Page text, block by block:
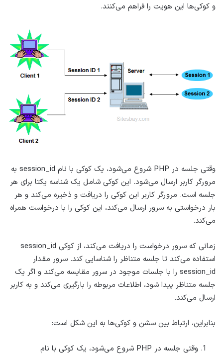
و کوکی‌ها این هویت را فراهم می‌کنند.
وقتی جلسه در PHP شروع می‌شود، یک کوکی با نام session_id به
مرورگر کاربر ارسال می‌شود. این کوکی شامل یک شناسه یکتا برای هر
جلسه است. مرورگر کاربر این کوکی را دریافت و ذخیره می‌کند و هر
بار درخواستی به سرور ارسال می‌کند، این کوکی را با درخواست همراه
می‌کند.
زمانی که سرور درخواست را دریافت می‌کند، از کوکی session_id
استفاده می‌کند تا جلسه متناظر را شناسایی کند. سرور مقدار
session_id را با جلسات موجود در سرور مقایسه می‌کند و اگر یک
جلسه متناظر پیدا شود، اطلاعات مربوطه را بارگیری می‌کند و به کاربر
ارسال می‌کند.
بنابراین، ارتباط بین سشن و کوکی‌ها به این شکل است:
وقتی جلسه در PHP شروع می‌شود، یک کوکی با نام